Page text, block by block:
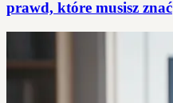
prawd, które musisz znać